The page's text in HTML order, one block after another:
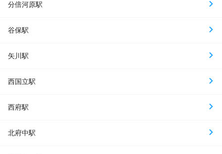
分倍河原駅
谷保駅
矢川駅
西国立駅
西府駅
北府中駅